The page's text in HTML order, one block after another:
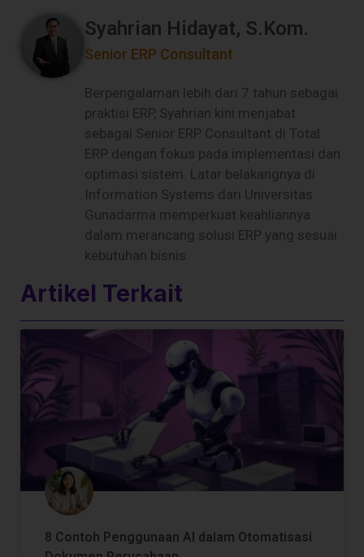
Syahrian Hidayat, S.Kom.
Senior ERP Consultant
Berpengalaman lebih dari 7 tahun sebagai
praktisi ERP, Syahrian kini menjabat
sebagai Senior ERP Consultant di Total
ERP dengan fokus pada implementasi dan
optimasi sistem. Latar belakangnya di
Information Systems dari Universitas
Gunadarma memperkuat keahliannya
dalam merancang solusi ERP yang sesuai
kebutuhan bisnis.
Artikel Terkait
8 Contoh Penggunaan AI dalam Otomatisasi